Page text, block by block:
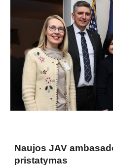
Naujos JAV
pristatymas